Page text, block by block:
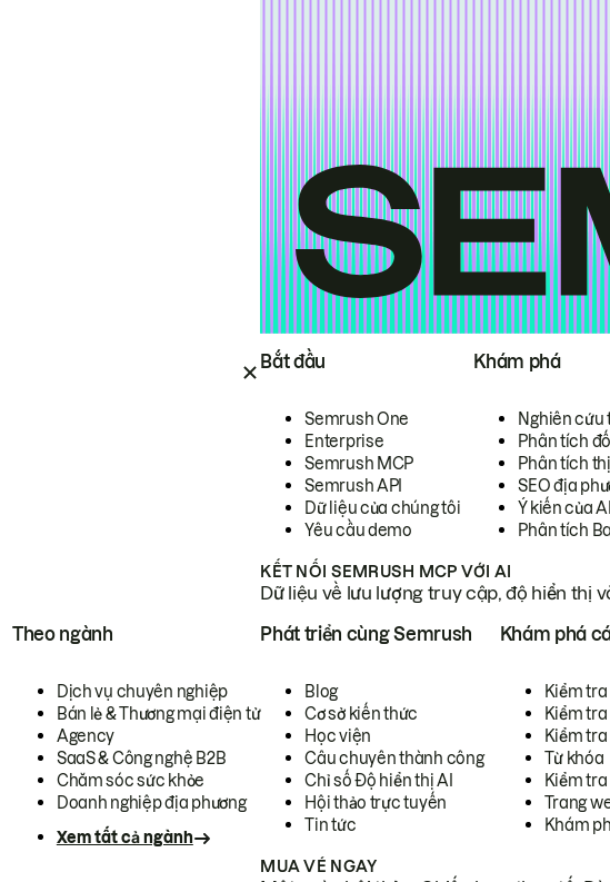
Bắt đầu
Semrush One
Enterprise
Semrush MCP
Semrush API
Dữ liệu của chúng tôi
Yêu cầu demo
Khám phá
Nghiên cứu
Phân tích
Phân tích
SEO địa
Ý kiến của
Phân tích
KẾT NỐI SEMRUSH MCP VỚI AI
Dữ liệu về lưu lượng truy cập, độ hiển thị
Theo ngành
Dịch vụ chuyên nghiệp
Bán lẻ & Thương mại điện tử
Agency
SaaS & Công nghệ B2B
Chăm sóc sức khỏe
Doanh nghiệp địa phương
Xem tất cả ngành
Phát triển cùng Semrush
Blog
Cơ sở kiến thức
Học viện
Câu chuyên thành công
Chỉ số Độ hiển thị AI
Hội thảo trực tuyến
Tin tức
Khám phá
Kiểm
Kiểm tra
Kiểm
Từ khóa
Kiểm
Trang
Khám
MUA VÉ NGAY